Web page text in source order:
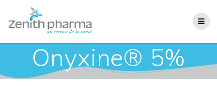
Onyxine® 5%